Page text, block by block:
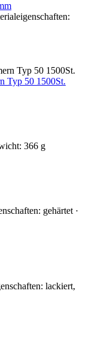
Typ 50 1500St.
366 g
gehärtet ·
lackiert,